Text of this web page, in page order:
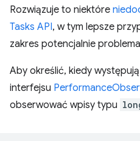
Rozwiązuje to niektóre
Tasks API, w tym lepsze
zakres potencjalnie
Aby określić, kiedy
interfejsu
obserwować wpisy typu